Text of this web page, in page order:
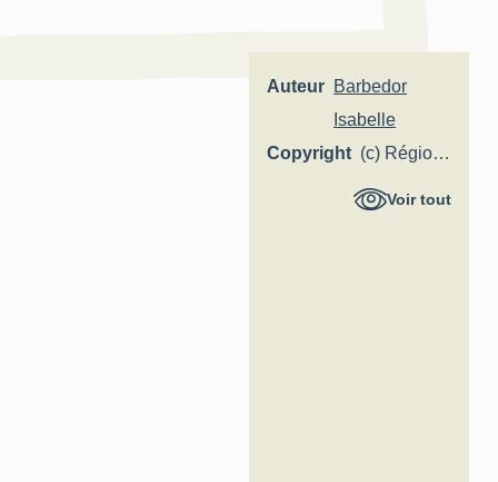
Auteur Barbedor
Isabelle
Copyright (c) Région
Hauts-de-
Voir tout